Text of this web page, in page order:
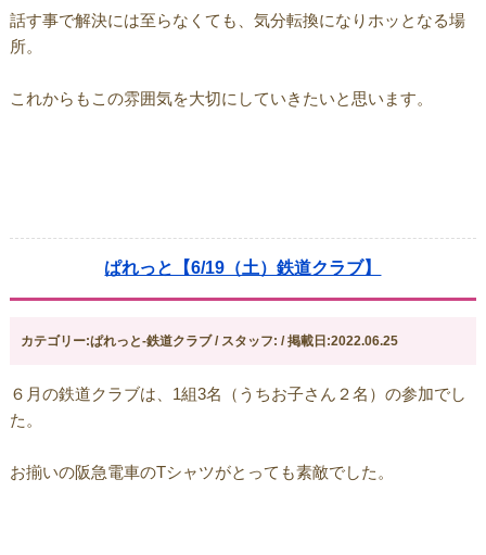
話す事で解決には至らなくても、気分転換になりホッとなる場
所。
これからもこの雰囲気を大切にしていきたいと思います。
ぱれっと【6/19（土）鉄道クラブ】
カテゴリー:ぱれっと-鉄道クラブ / スタッフ: / 掲載日:2022.06.25
６月の鉄道クラブは、1組3名（うちお子さん２名）の参加でし
た。
お揃いの阪急電車のTシャツがとっても素敵でした。